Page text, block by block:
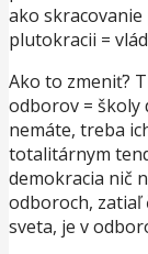
ako skracovanie
plutokracii =
Ako to zmeniť?
odborov = školy
nemáte, treba
totalitárnym
demokracia nič
odboroch, zatiaľ
sveta, je v